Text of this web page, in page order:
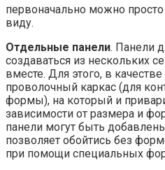
первоначально можно просто
виду.
Отдельные панели. Панели
создаваться из нескольких
вместе. Для этого, в
проволочный каркас (для
формы), на который и
зависимости от размера и
панели могут быть
позволяет обойтись без
при помощи специальных